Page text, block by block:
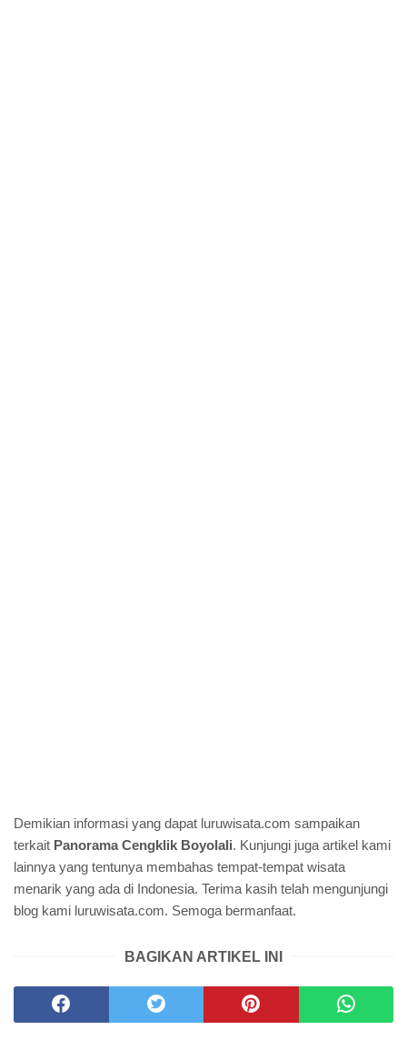
Demikian informasi yang dapat luruwisata.com sampaikan
terkait Panorama Cengklik Boyolali. Kunjungi juga artikel kami
lainnya yang tentunya membahas tempat-tempat wisata
menarik yang ada di Indonesia. Terima kasih telah mengunjungi
blog kami luruwisata.com. Semoga bermanfaat.
BAGIKAN ARTIKEL INI